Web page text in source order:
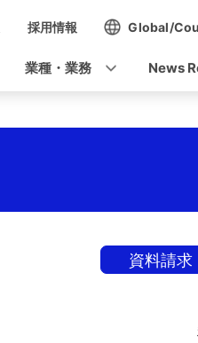
採用情報 Global/
業種・業務 News
資料請求